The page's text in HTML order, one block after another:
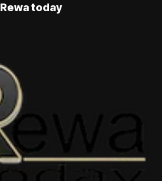
Rewa today